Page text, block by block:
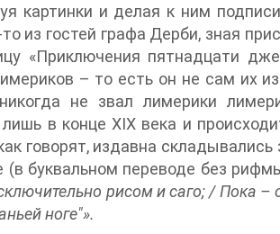
картинки и делая к ним
из гостей графа Дерби, зная
«Приключения пятнадцати
– то есть он не сам их
не звал лимерики
лишь в конце XIX века и
говорят, издавна
(в буквальном переводе без
рисом и саго; / Пока –
ноге"».